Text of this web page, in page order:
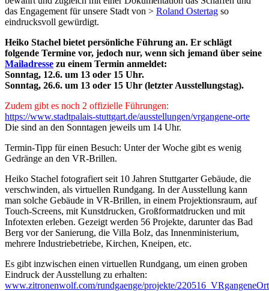
das Engagement für unsere Stadt von > Roland Ostertag so
eindrucksvoll gewürdigt.
Heiko Stachel bietet persönliche Führung an. Er schlägt
folgende Termine vor, jedoch nur, wenn sich jemand über seine
Mailadresse zu einem Termin anmeldet:
Sonntag, 12.6. um 13 oder 15 Uhr.
Sonntag, 26.6. um 13 oder 15 Uhr (letzter Ausstellungstag).
Zudem gibt es noch 2 offizielle Führungen:
https://www.stadtpalais-stuttgart.de/ausstellungen/vrgangene-orte
Die sind an den Sonntagen jeweils um 14 Uhr.
Termin-Tipp für einen Besuch: Unter der Woche gibt es wenig
Gedränge an den VR-Brillen.
Heiko Stachel fotografiert seit 10 Jahren Stuttgarter Gebäude, die
verschwinden, als virtuellen Rundgang. In der Ausstellung kann
man solche Gebäude in VR-Brillen, in einem Projektionsraum, auf
Touch-Screens, mit Kunstdrucken, Großformatdrucken und mit
Infotexten erleben. Gezeigt werden 56 Projekte, darunter das Bad
Berg vor der Sanierung, die Villa Bolz, das Innenministerium,
mehrere Industriebetriebe, Kirchen, Kneipen, etc.
Es gibt inzwischen einen virtuellen Rundgang, um einen groben
Eindruck der Ausstellung zu erhalten:
www.zitronenwolf.com/rundgaenge/projekte/